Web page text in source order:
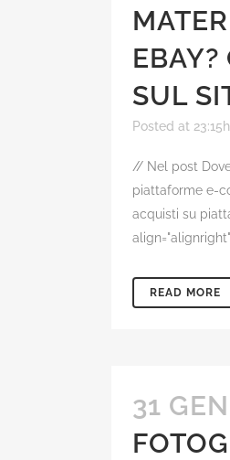
EBAY?
SUL
Posted at 23:15h
// Nel post
piattaforme e-
acquisti su
READ MORE
31 GEN